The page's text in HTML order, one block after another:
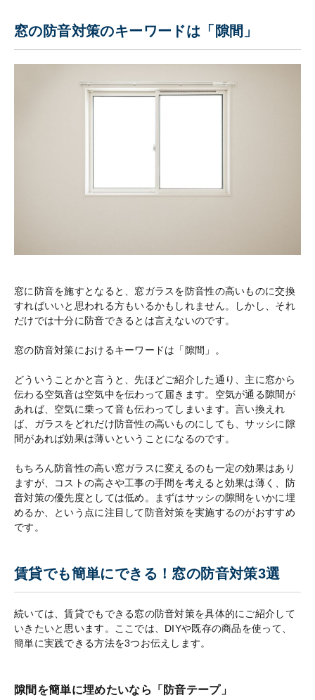
窓の防音対策のキーワードは「隙間」
窓に防音を施すとなると、窓ガラスを防音性の高いものに交換
すればいいと思われる方もいるかもしれません。しかし、それ
だけでは十分に防音できるとは言えないのです。
窓の防音対策におけるキーワードは「隙間」。
どういうことかと言うと、先ほどご紹介した通り、主に窓から
伝わる空気音は空気中を伝わって届きます。空気が通る隙間が
あれば、空気に乗って音も伝わってしまいます。言い換えれ
ば、ガラスをどれだけ防音性の高いものにしても、サッシに隙
間があれば効果は薄いということになるのです。
もちろん防音性の高い窓ガラスに変えるのも一定の効果はあり
ますが、コストの高さや工事の手間を考えると効果は薄く、防
音対策の優先度としては低め。まずはサッシの隙間をいかに埋
めるか、という点に注目して防音対策を実施するのがおすすめ
です。
賃貸でも簡単にできる！窓の防音対策3選
続いては、賃貸でもできる窓の防音対策を具体的にご紹介して
いきたいと思います。ここでは、DIYや既存の商品を使って、
簡単に実践できる方法を3つお伝えします。
隙間を簡単に埋めたいなら「防音テープ」